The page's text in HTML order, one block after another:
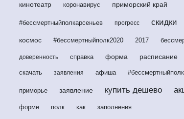
кинотеатр коронавирус приморский край
#бессмертныйполкарсеньев прогресс скидки
космос #бессмертныйполк2020 2017
доверенность справка форма расписание
скачать заявления афиша
приморье заявление купить дешево
форме полк как заполнения